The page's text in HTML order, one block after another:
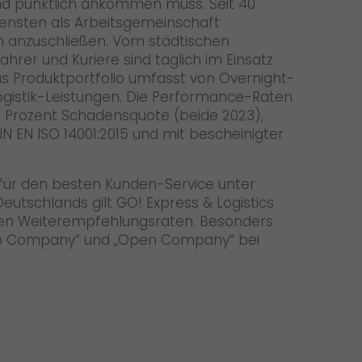
als Arbeitsgemeinschaft
Vom städtischen
und Kuriere sind täglich im Einsatz
Produktportfolio umfasst von Overnight-
Leistungen. Die Performance-Raten
Schadensquote (beide 2023),
ISO 14001:2015 und mit bescheinigter
den besten Kunden-Service unter
gilt GO! Express & Logistics
Weiterempfehlungsraten. Besonders
und „Open Company“ bei